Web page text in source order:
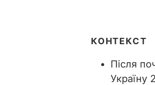
КОНТЕКСТ
Після
Україну